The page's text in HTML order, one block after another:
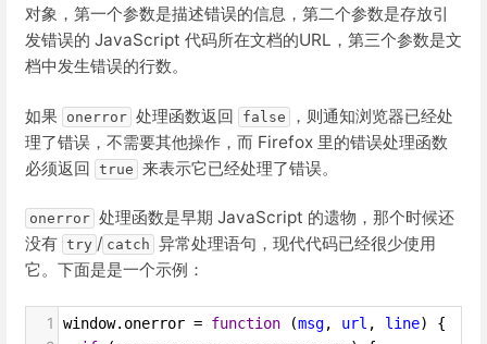
对象，第一个参数是描述错误的信息，第二个参数是存放引
发错误的 JavaScript 代码所在文档的URL，第三个参数是文
档中发生错误的行数。
如果 onerror 处理函数返回 false
，则通知浏览器已经处
理了错误，不需要其他操作，而 Firefox 里的错误处理函数
必须返回 true 来表示它已经处理了错误。
onerror 处理函数是早期 JavaScript 的遗物，那个时候还
没有 try / catch 异常处理语句，现代代码已经很少使用
它。下面是是一个示例：
1 window. onerror = function (msg, url , line) {